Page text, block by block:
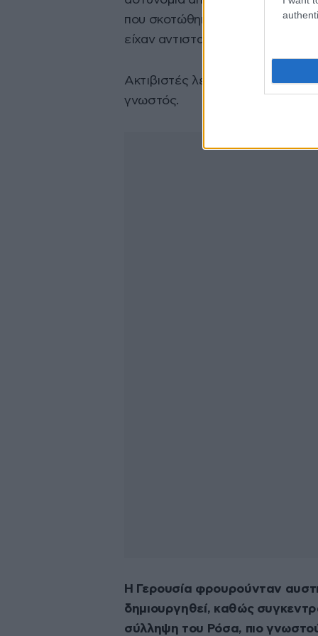
που σκοτώθηκαν σε
είχαν αντισταθεί στη σύλληψη.
Ακτιβιστές λένε ότι ο
γνωστός.
Η Γερουσία φρουρούνταν
δημιουργηθεί, καθώς
σύλληψη του Ρόσα, πιο